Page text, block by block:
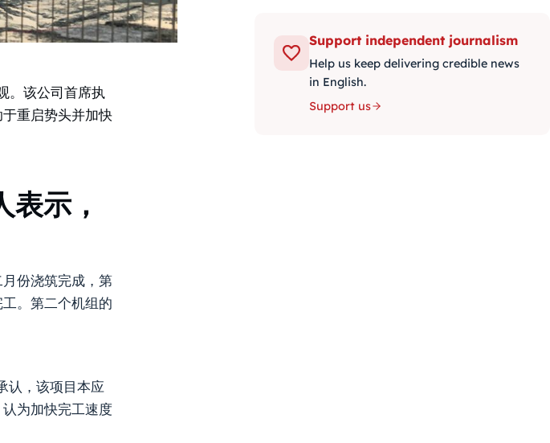
。该公司首席执
重启势头并加快
示，
份浇筑完成，第
。第二个机组的
认，该项目本应
为加快完工速度
Support independent journalism
Help us keep delivering credible news
in English.
Support us